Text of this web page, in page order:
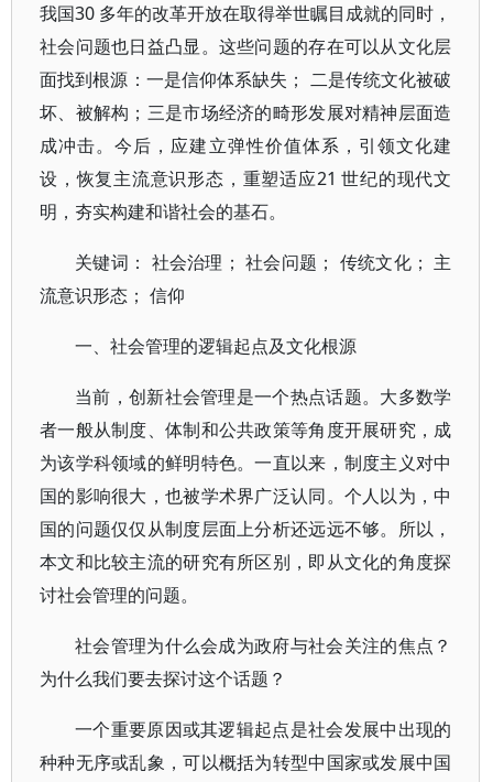
我国30 多年的改革开放在取得举世瞩目成就的同时，
社会问题也日益凸显。这些问题的存在可以从文化层
面找到根源：一是信仰体系缺失； 二是传统文化被破
坏、被解构；三是市场经济的畸形发展对精神层面造
成冲击。今后，应建立弹性价值体系，引领文化建
设，恢复主流意识形态，重塑适应21 世纪的现代文
明，夯实构建和谐社会的基石。
关键词： 社会治理； 社会问题； 传统文化； 主
流意识形态； 信仰
一、社会管理的逻辑起点及文化根源
当前，创新社会管理是一个热点话题。大多数学
者一般从制度、体制和公共政策等角度开展研究，成
为该学科领域的鲜明特色。一直以来，制度主义对中
国的影响很大，也被学术界广泛认同。个人以为，中
国的问题仅仅从制度层面上分析还远远不够。所以，
本文和比较主流的研究有所区别，即从文化的角度探
讨社会管理的问题。
社会管理为什么会成为政府与社会关注的焦点？
为什么我们要去探讨这个话题？
一个重要原因或其逻辑起点是社会发展中出现的
种种无序或乱象，可以概括为转型中国家或发展中国